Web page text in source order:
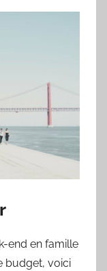
end en famille
budget, voici